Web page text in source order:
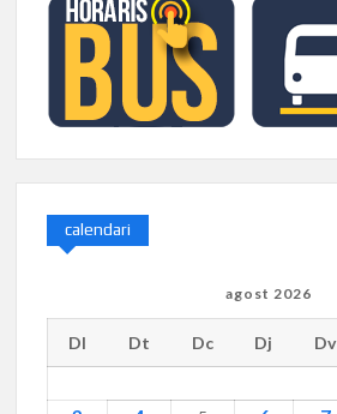
calendari
agost 2026
Dl Dt Dc Dj Dv